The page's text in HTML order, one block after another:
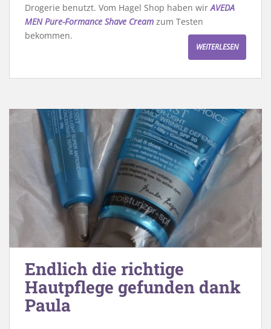
Drogerie benutzt. Vom Hagel Shop haben wirAVEDA
MEN Pure-Formance Shave Cream zum Testen
bekommen.
WEITERLESEN
Endlich die richtige
Hautpflege gefunden dank
Paula